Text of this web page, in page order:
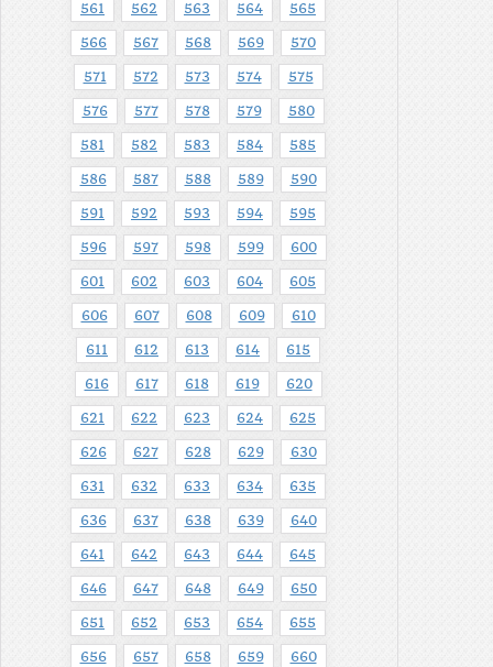
561 562 563 564 565
566 567 568 569 570
571 572 573 574 575
576 577 578 579 580
581 582 583 584 585
586 587 588 589 590
591 592 593 594 595
596 597 598 599 600
601 602 603 604 605
606 607 608 609 610
611 612 613 614 615
616 617 618 619 620
621 622 623 624 625
626 627 628 629 630
631 632 633 634 635
636 637 638 639 640
641 642 643 644 645
646 647 648 649 650
651 652 653 654 655
656 657 658 659 660